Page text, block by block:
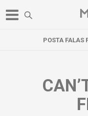
POSTA FALAS PËR BLERJE